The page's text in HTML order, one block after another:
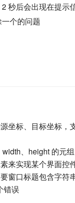
秒后会出现在提示
个的问题
坐标、目标坐标
、height 的元组
来实现某个界面控
窗口标题包含字符
错误